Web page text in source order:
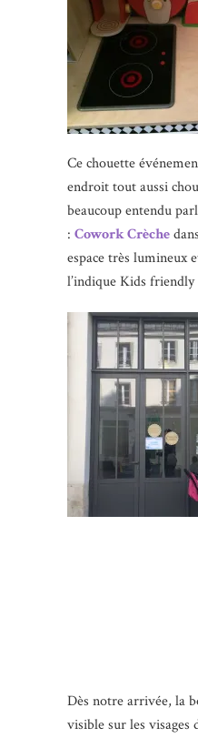
Ce chouette
endroit tout aussi
beaucoup entendu
: Cowork Crèche
espace très lumineux
l’indique Kids friendly
Dès notre arrivée, la
visible sur les visages